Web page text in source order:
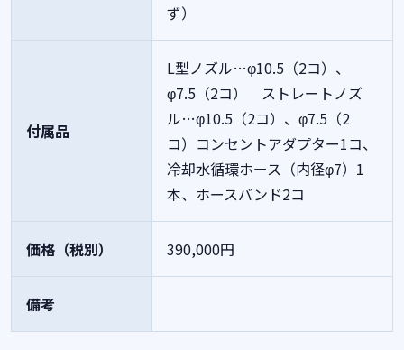
ず）
付属品
L型ノズル…φ10.5（2コ）、
φ7.5（2コ） ストレートノズ
ル…φ10.5（2コ）、φ7.5（2
コ）コンセントアダプター1コ、
冷却水循環ホース（内径φ7）1
本、ホースバンド2コ
価格（税別） 390,000円
備考